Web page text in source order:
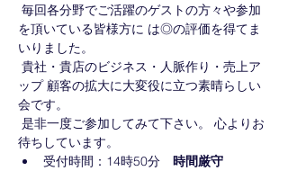
毎回各分野でご活躍のゲストの方々や参加
を頂いている皆様方に は◎の評価を得てま
いりました。
貴社・貴店のビジネス・人脈作り・売上ア
ップ 顧客の拡大に大変役に立つ素晴らしい
会です。
是非一度ご参加してみて下さい。 心よりお
待ちしています。
受付時間：14時50分 時間厳守